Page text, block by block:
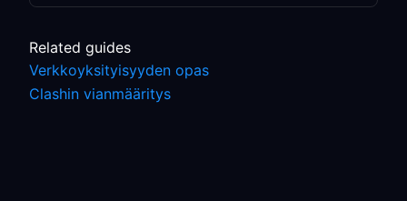
Related guides
Verkkoyksityisyyden opas
Clashin vianmääritys